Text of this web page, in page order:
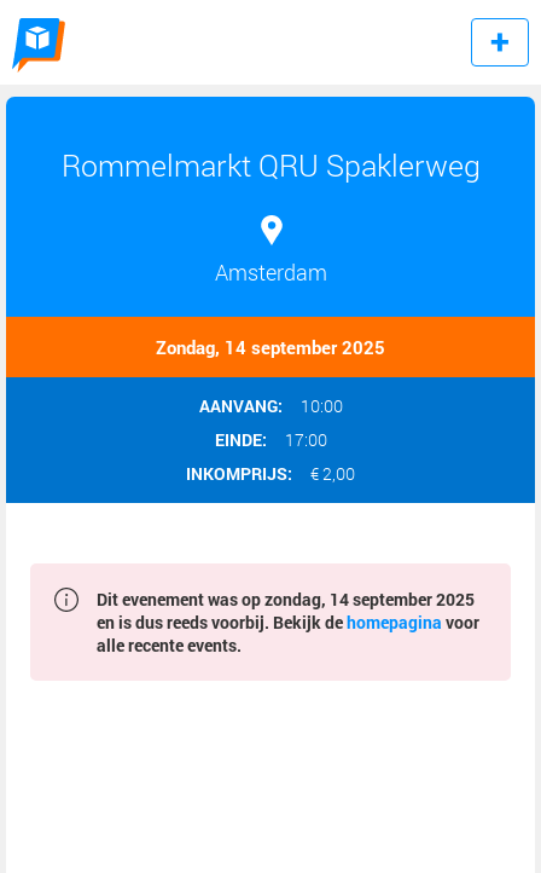
Rommelmarkt QRU Spaklerweg
Amsterdam
Zondag, 14 september 2025
AANVANG:
10:00
EINDE:
17:00
INKOMPRIJS:
€ 2,00
Dit evenement was op zondag, 14 september 2025
en is dus reeds voorbij. Bekijk dehomepagina voor
alle recente events.